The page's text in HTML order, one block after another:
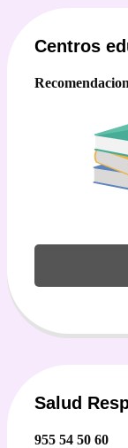
Centros
Salud
955 54 50 60